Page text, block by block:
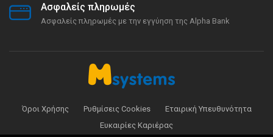
Ασφαλείς πληρωμές
Ασφαλείς πληρωμές με την εγγύηση της Alpha Bank
Όροι Χρήσης Ρυθμίσεις Cookies
Εταιρική Υπευθυνότητα
Ευκαιρίες Καριέρας